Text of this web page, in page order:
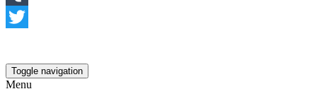
Tumblr
Toggle navigation
Menu